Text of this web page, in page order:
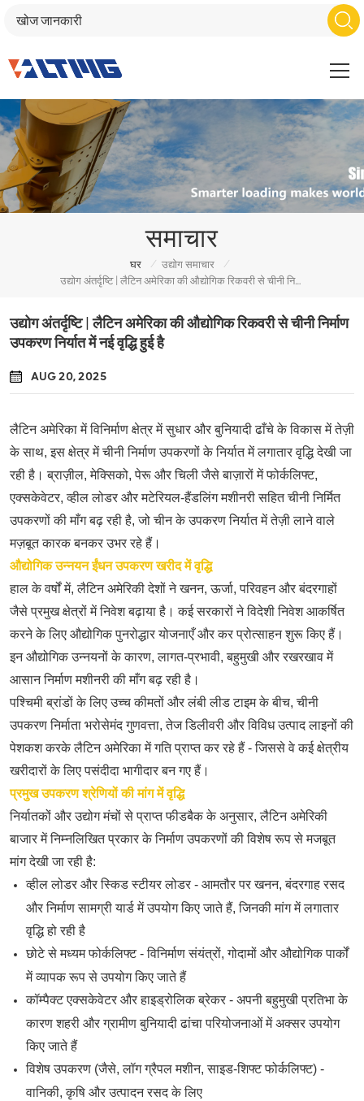
समाचार
घर / उद्योग समाचार
/
उद्योग अंतर्दृष्टि | लैटिन अमेरिका की औद्योगिक रिकवरी से चीनी निर्माण उपकरण निर्यात में नई वृद्धि हुई है
उद्योग अंतर्दृष्टि | लैटिन अमेरिका की औद्योगिक रिकवरी से चीनी निर्माण
उपकरण निर्यात में नई वृद्धि हुई है
AUG 20, 2025
लैटिन अमेरिका में विनिर्माण क्षेत्र में सुधार और बुनियादी ढाँचे के विकास में तेज़ी
के साथ, इस क्षेत्र में चीनी निर्माण उपकरणों के निर्यात में लगातार वृद्धि देखी जा
रही है। ब्राज़ील, मेक्सिको, पेरू और चिली जैसे बाज़ारों में फोर्कलिफ्ट,
एक्सकेवेटर, व्हील लोडर और मटेरियल-हैंडलिंग मशीनरी सहित चीनी निर्मित
उपकरणों की माँग बढ़ रही है, जो चीन के उपकरण निर्यात में तेज़ी लाने वाले
मज़बूत कारक बनकर उभर रहे हैं।
औद्योगिक उन्नयन ईंधन उपकरण खरीद में वृद्धि
हाल के वर्षों में, लैटिन अमेरिकी देशों ने खनन, ऊर्जा, परिवहन और बंदरगाहों
जैसे प्रमुख क्षेत्रों में निवेश बढ़ाया है। कई सरकारों ने विदेशी निवेश आकर्षित
करने के लिए औद्योगिक पुनरोद्धार योजनाएँ और कर प्रोत्साहन शुरू किए हैं।
इन औद्योगिक उन्नयनों के कारण, लागत-प्रभावी, बहुमुखी और रखरखाव में
आसान निर्माण मशीनरी की माँग बढ़ रही है।
पश्चिमी ब्रांडों के लिए उच्च कीमतों और लंबी लीड टाइम के बीच, चीनी
उपकरण निर्माता भरोसेमंद गुणवत्ता, तेज डिलीवरी और विविध उत्पाद लाइनों की
पेशकश करके लैटिन अमेरिका में गति प्राप्त कर रहे हैं - जिससे वे कई क्षेत्रीय
खरीदारों के लिए पसंदीदा भागीदार बन गए हैं।
प्रमुख उपकरण श्रेणियों की मांग में वृद्धि
निर्यातकों और उद्योग मंचों से प्राप्त फीडबैक के अनुसार, लैटिन अमेरिकी
बाजार में निम्नलिखित प्रकार के निर्माण उपकरणों की विशेष रूप से मजबूत
मांग देखी जा रही है:
व्हील लोडर और स्किड स्टीयर लोडर - आमतौर पर खनन, बंदरगाह रसद
और निर्माण सामग्री यार्ड में उपयोग किए जाते हैं, जिनकी मांग में लगातार
वृद्धि हो रही है
छोटे से मध्यम फोर्कलिफ्ट - विनिर्माण संयंत्रों, गोदामों और औद्योगिक पार्कों
में व्यापक रूप से उपयोग किए जाते हैं
कॉम्पैक्ट एक्सकेवेटर और हाइड्रोलिक ब्रेकर - अपनी बहुमुखी प्रतिभा के
कारण शहरी और ग्रामीण बुनियादी ढांचा परियोजनाओं में अक्सर उपयोग
किए जाते हैं
विशेष उपकरण (जैसे, लॉग ग्रैपल मशीन, साइड-शिफ्ट फोर्कलिफ्ट) -
वानिकी, कृषि और उत्पादन रसद के लिए